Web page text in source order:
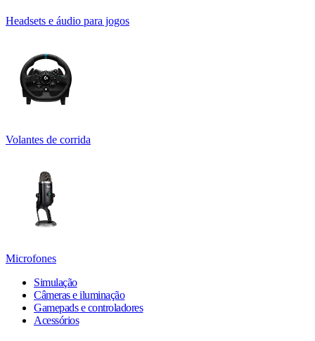
Headsets e áudio para jogos
Volantes de corrida
Microfones
Simulação
Câmeras e iluminação
Gamepads e controladores
Acessórios